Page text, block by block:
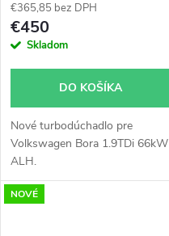
€365,85 bez DPH
€450
Skladom
DO KOŠÍKA
Nové turbodúchadlo pre
Volkswagen Bora 1.9TDi 66kW
ALH.
NOVÉ